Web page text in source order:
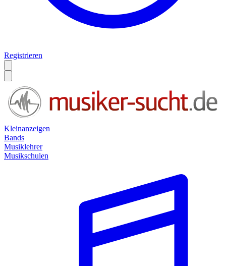
Registrieren
Kleinanzeigen
Bands
Musiklehrer
Musikschulen